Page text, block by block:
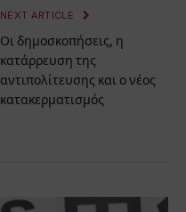
NEXT ARTICLE
Οι δημοσκοπήσεις, η
κατάρρευση της
αντιπολίτευσης και ο νέος
κατακερματισμός